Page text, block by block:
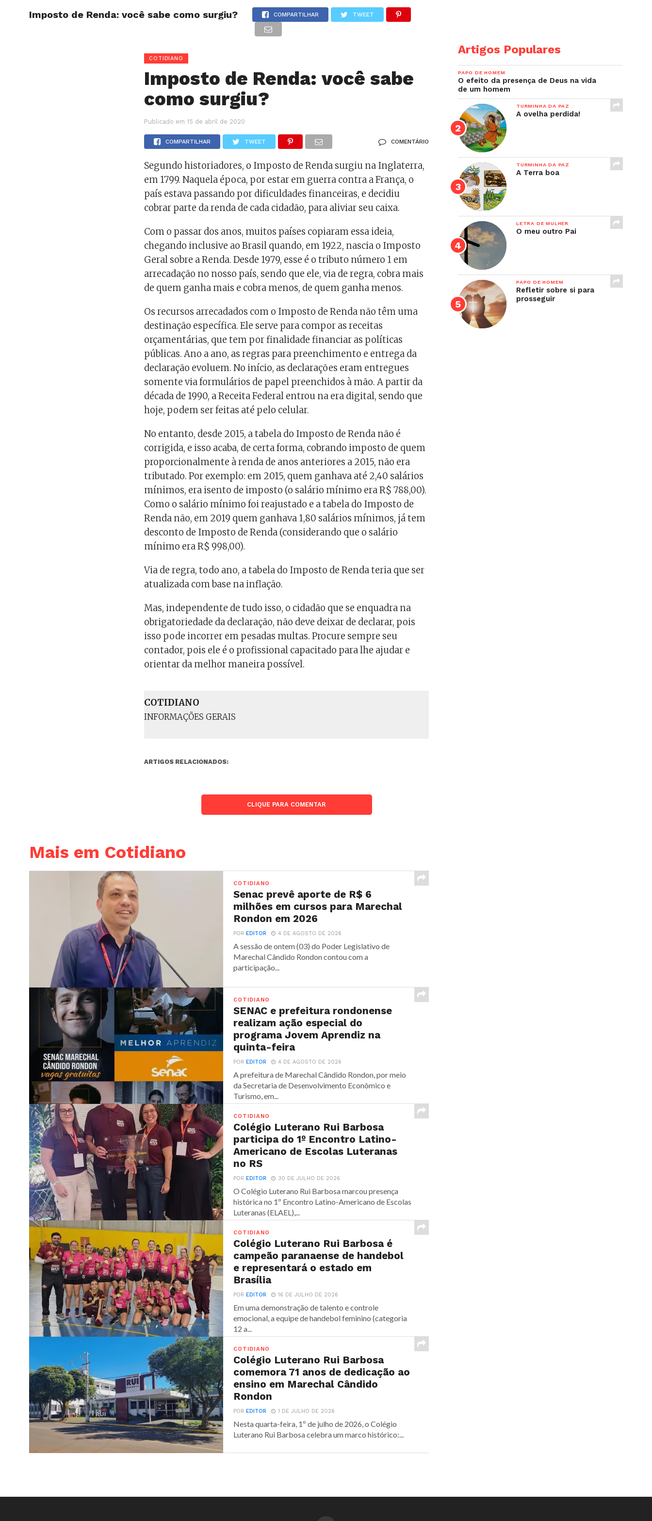
HOME EDITORIAS
Refletindo
Semeando a Palavra
Turminha da Paz
#BoraViver
Caminhos da Água
Comunicação Total
CONTATO EDIÇÃO IMPRESSA
Imposto de Renda: você sabe como surgiu? COMPARTILHAR TWEET
COTIDIANO
Imposto de Renda: você sabe
como surgiu?
Publicado em 15 de abril de 2020
COMPARTILHAR TWEET COMENTÁRIO
Segundo historiadores, o Imposto de Renda surgiu na Inglaterra,
em 1799. Naquela época, por estar em guerra contra a França, o
país estava passando por dificuldades financeiras, e decidiu
cobrar parte da renda de cada cidadão, para aliviar seu caixa.
Com o passar dos anos, muitos países copiaram essa ideia,
chegando inclusive ao Brasil quando, em 1922, nascia o Imposto
Geral sobre a Renda. Desde 1979, esse é o tributo número 1 em
arrecadação no nosso país, sendo que ele, via de regra, cobra mais
de quem ganha mais e cobra menos, de quem ganha menos.
Os recursos arrecadados com o Imposto de Renda não têm uma
destinação específica. Ele serve para compor as receitas
orçamentárias, que tem por finalidade financiar as políticas
públicas. Ano a ano, as regras para preenchimento e entrega da
declaração evoluem. No início, as declarações eram entregues
somente via formulários de papel preenchidos à mão. A partir da
década de 1990, a Receita Federal entrou na era digital, sendo que
hoje, podem ser feitas até pelo celular.
No entanto, desde 2015, a tabela do Imposto de Renda não é
corrigida, e isso acaba, de certa forma, cobrando imposto de quem
proporcionalmente à renda de anos anteriores a 2015, não era
tributado. Por exemplo: em 2015, quem ganhava até 2,40 salários
mínimos, era isento de imposto (o salário mínimo era R$ 788,00).
Como o salário mínimo foi reajustado e a tabela do Imposto de
Renda não, em 2019 quem ganhava 1,80 salários mínimos, já tem
desconto de Imposto de Renda (considerando que o salário
mínimo era R$ 998,00).
Via de regra, todo ano, a tabela do Imposto de Renda teria que ser
atualizada com base na inflação.
Mas, independente de tudo isso, o cidadão que se enquadra na
obrigatoriedade da declaração, não deve deixar de declarar, pois
isso pode incorrer em pesadas multas. Procure sempre seu
contador, pois ele é o profissional capacitado para lhe ajudar e
orientar da melhor maneira possível.
COTIDIANO
INFORMAÇÕES GERAIS
ARTIGOS RELACIONADOS:
CLIQUE PARA COMENTAR
Mais em Cotidiano
COTIDIANO
Senac prevê aporte de R$ 6
milhões em cursos para Marechal
Rondon em 2026
POREDITOR 4 DE AGOSTO DE 2026
A sessão de ontem (03) do Poder Legislativo de
Marechal Cândido Rondon contou com a
participação...
COTIDIANO
SENAC e prefeitura rondonense
realizam ação especial do
programa Jovem Aprendiz na
quinta-feira
POREDITOR 4 DE AGOSTO DE 2026
A prefeitura de Marechal Cândido Rondon, por meio
da Secretaria de Desenvolvimento Econômico e
Turismo, em...
COTIDIANO
Colégio Luterano Rui Barbosa
participa do 1º Encontro Latino-
Americano de Escolas Luteranas
no RS
POREDITOR 30 DE JULHO DE 2026
O Colégio Luterano Rui Barbosa marcou presença
histórica no 1º Encontro Latino-Americano de Escolas
Luteranas (ELAEL),...
COTIDIANO
Colégio Luterano Rui Barbosa é
campeão paranaense de handebol
e representará o estado em
Brasília
POREDITOR 16 DE JULHO DE 2026
Em uma demonstração de talento e controle
emocional, a equipe de handebol feminino (categoria
12 a...
COTIDIANO
Colégio Luterano Rui Barbosa
comemora 71 anos de dedicação ao
ensino em Marechal Cândido
Rondon
POREDITOR 1 DE JULHO DE 2026
Nesta quarta-feira, 1º de julho de 2026, o Colégio
Luterano Rui Barbosa celebra um marco histórico:...
Artigos Populares
PAPO DE HOMEM
O efeito da presença de Deus na vida
de um homem
TURMINHA DA PAZ
A ovelha perdida!
TURMINHA DA PAZ
A Terra boa
LETRA DE MULHER
O meu outro Pai
PAPO DE HOMEM
Refletir sobre si para
prosseguir